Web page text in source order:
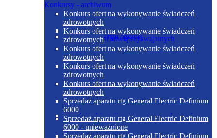
Poradnia chirurgii ogólnej
Poradnia chirurgii urazowo-ortopedycznej
Dieta niskoelektrolitowa normobiałkowa z
ograniczeniem łatwoprzyswajalnych
węglowodanów
Konkursy - archiwum
Konkurs ofert na wykonywanie świadczeń
zdrowotnych
Konkurs ofert na wykonywanie świadczeń
zdrowotnych
Konkurs ofert na wykonywanie świadczeń
zdrowotnych
Konkurs ofert na wykonywanie świadczeń
zdrowotnych
Konkurs ofert na wykonywanie świadczeń
zdrowotnych
Sprzedaż aparatu rtg General Electric Definium
6000
Sprzedaż aparatu rtg General Electric Definium
6000 - unieważnione
Sprzedaż aparatu rtg General Electric Definium